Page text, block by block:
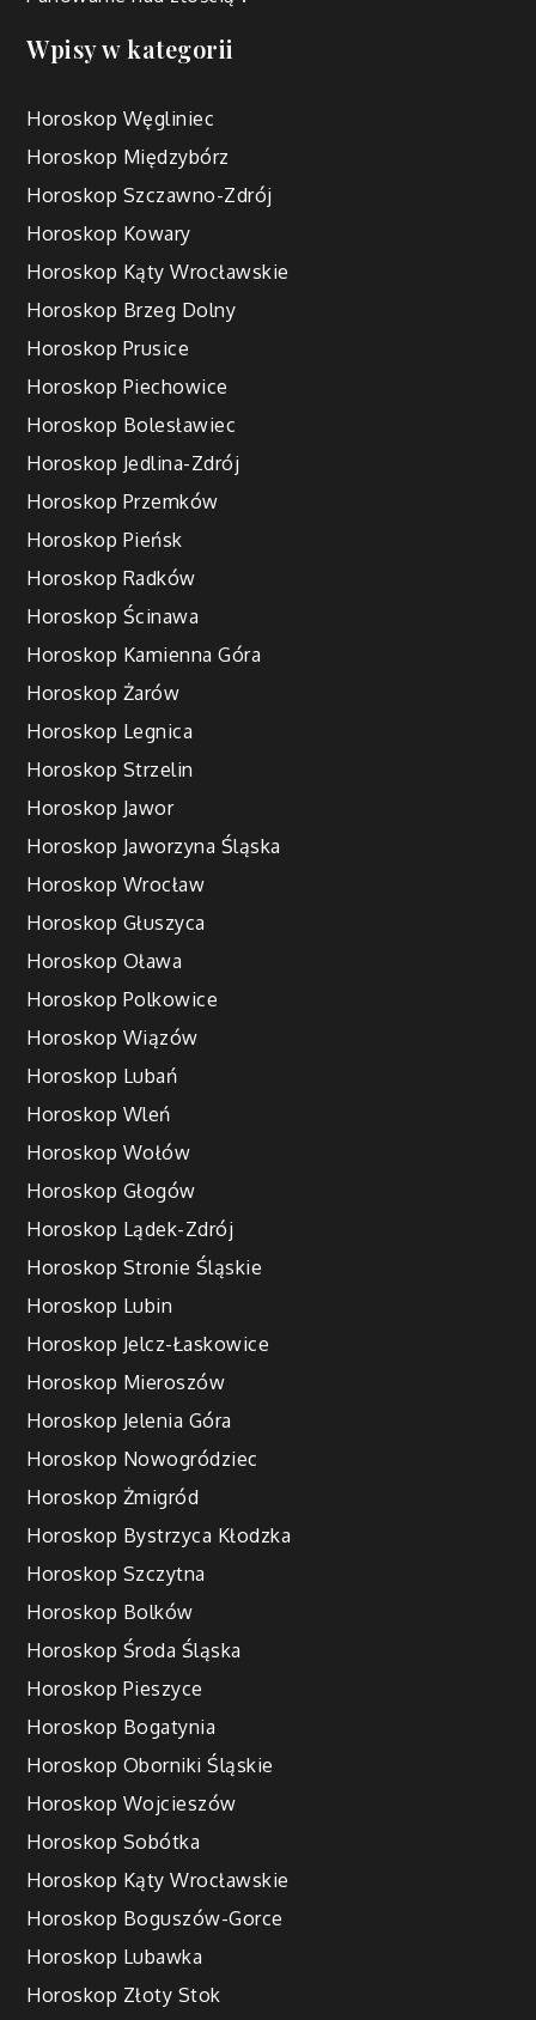
Wpisy w kategorii
Horoskop Węgliniec
Horoskop Międzybórz
Horoskop Szczawno-Zdrój
Horoskop Kowary
Horoskop Kąty Wrocławskie
Horoskop Brzeg Dolny
Horoskop Prusice
Horoskop Piechowice
Horoskop Bolesławiec
Horoskop Jedlina-Zdrój
Horoskop Przemków
Horoskop Pieńsk
Horoskop Radków
Horoskop Ścinawa
Horoskop Kamienna Góra
Horoskop Żarów
Horoskop Legnica
Horoskop Strzelin
Horoskop Jawor
Horoskop Jaworzyna Śląska
Horoskop Wrocław
Horoskop Głuszyca
Horoskop Oława
Horoskop Polkowice
Horoskop Wiązów
Horoskop Lubań
Horoskop Wleń
Horoskop Wołów
Horoskop Głogów
Horoskop Lądek-Zdrój
Horoskop Stronie Śląskie
Horoskop Lubin
Horoskop Jelcz-Łaskowice
Horoskop Mieroszów
Horoskop Jelenia Góra
Horoskop Nowogródziec
Horoskop Żmigród
Horoskop Bystrzyca Kłodzka
Horoskop Szczytna
Horoskop Bolków
Horoskop Środa Śląska
Horoskop Pieszyce
Horoskop Bogatynia
Horoskop Oborniki Śląskie
Horoskop Wojcieszów
Horoskop Sobótka
Horoskop Kąty Wrocławskie
Horoskop Boguszów-Gorce
Horoskop Lubawka
Horoskop Złoty Stok